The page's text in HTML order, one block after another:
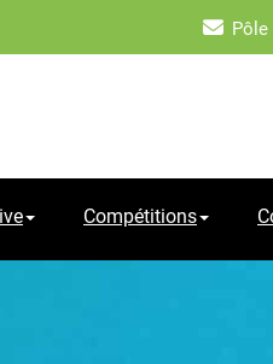
Pôle
Compétitions